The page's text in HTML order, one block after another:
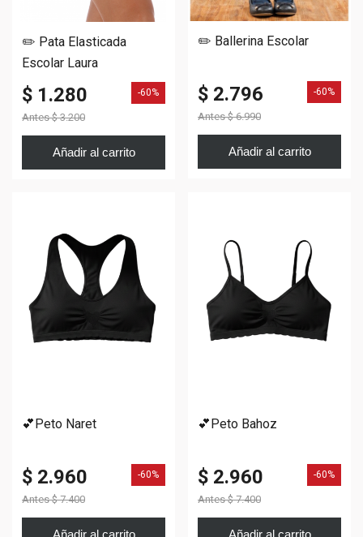
✏️ Pata Elasticada
Escolar Laura
$ 1.280
Antes $ 3.200
-60%
Añadir al carrito
✏️ Ballerina Escolar
$ 2.796
Antes $ 6.990
-60%
Añadir al carrito
💕Peto Naret
$ 2.960
Antes $ 7.400
-60%
Añadir al carrito
💕Peto Bahoz
$ 2.960
Antes $ 7.400
-60%
Añadir al carrito